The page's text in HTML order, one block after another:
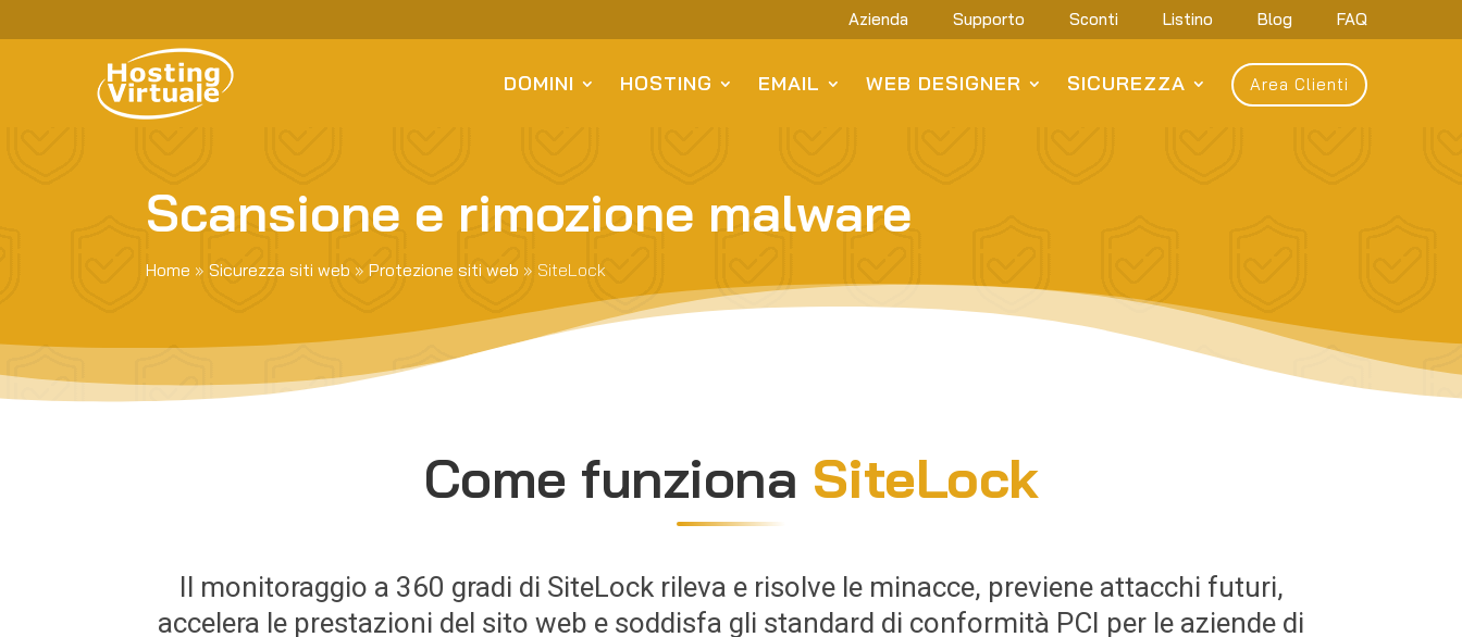
Azienda Supporto Sconti Listino Blog FAQ
DOMINI HOSTING EMAIL WEB DESIGNER SICUREZZA Area Clienti
Scansione e rimozione malware
Home »Sicurezza siti web »Protezione siti web » SiteLock
Come funziona SiteLock
Il monitoraggio a 360 gradi di SiteLock rileva e risolve le minacce, previene attacchi futuri,
accelera le prestazioni del sito web e soddisfa gli standard di conformità PCI per le aziende di